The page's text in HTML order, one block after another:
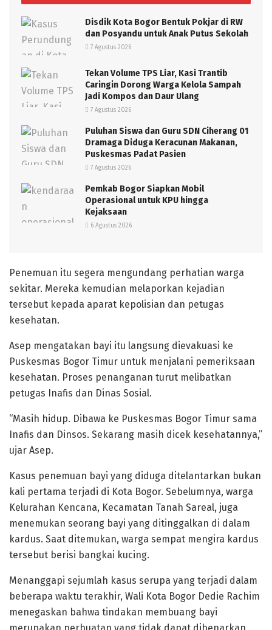
Disdik Kota Bogor Bentuk Pokjar di RW
dan Posyandu untuk Anak Putus Sekolah
7 Agustus 2026
Tekan Volume TPS Liar, Kasi Trantib
Caringin Dorong Warga Kelola Sampah
Jadi Kompos dan Daur Ulang
7 Agustus 2026
Puluhan Siswa dan Guru SDN Ciherang 01
Dramaga Diduga Keracunan Makanan,
Puskesmas Padat Pasien
7 Agustus 2026
Pemkab Bogor Siapkan Mobil
Operasional untuk KPU hingga
Kejaksaan
6 Agustus 2026
Penemuan itu segera mengundang perhatian warga
sekitar. Mereka kemudian melaporkan kejadian
tersebut kepada aparat kepolisian dan petugas
kesehatan.
Asep mengatakan bayi itu langsung dievakuasi ke
Puskesmas Bogor Timur untuk menjalani pemeriksaan
kesehatan. Proses penanganan turut melibatkan
petugas Inafis dan Dinas Sosial.
“Masih hidup. Dibawa ke Puskesmas Bogor Timur sama
Inafis dan Dinsos. Sekarang masih dicek kesehatannya,”
ujar Asep.
Kasus penemuan bayi yang diduga ditelantarkan bukan
kali pertama terjadi di Kota Bogor. Sebelumnya, warga
Kelurahan Kencana, Kecamatan Tanah Sareal, juga
menemukan seorang bayi yang ditinggalkan di dalam
kardus. Saat ditemukan, warga sempat mengira kardus
tersebut berisi bangkai kucing.
Menanggapi sejumlah kasus serupa yang terjadi dalam
beberapa waktu terakhir, Wali Kota Bogor Dedie Rachim
menegaskan bahwa tindakan membuang bayi